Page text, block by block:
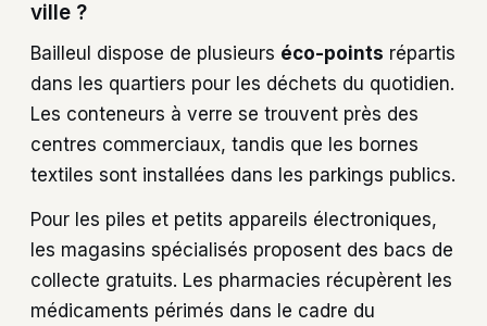
ville ?
Bailleul dispose de plusieurs éco-points répartis
dans les quartiers pour les déchets du quotidien.
Les conteneurs à verre se trouvent près des
centres commerciaux, tandis que les bornes
textiles sont installées dans les parkings publics.
Pour les piles et petits appareils électroniques,
les magasins spécialisés proposent des bacs de
collecte gratuits. Les pharmacies récupèrent les
médicaments périmés dans le cadre du